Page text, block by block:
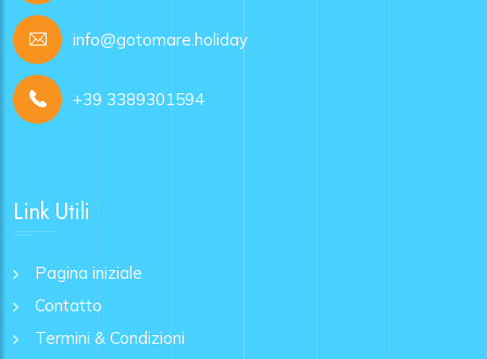
info@gotomare.holiday
+39 3389301594
Link Utili
Pagina iniziale
Contatto
Termini & Condizioni